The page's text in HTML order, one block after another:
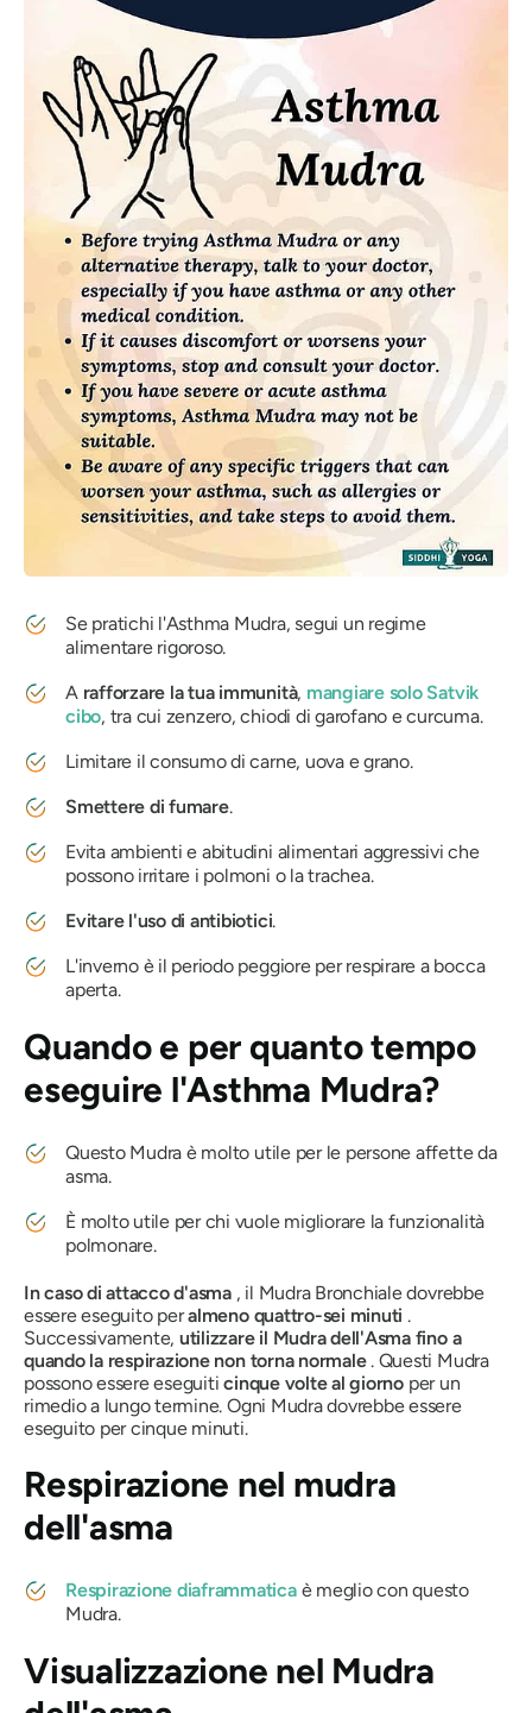
Se pratichi l'Asthma Mudra, segui un regime
alimentare rigoroso.
A rafforzare la tua immunità, mangiare solo Satvik
cibo, tra cui zenzero, chiodi di garofano e curcuma.
Limitare il consumo di carne, uova e grano.
Smettere di fumare.
Evita ambienti e abitudini alimentari aggressivi che
possono irritare i polmoni o la trachea.
Evitare l'uso di antibiotici.
L'inverno è il periodo peggiore per respirare a bocca
aperta.
Quando e per quanto tempo
eseguire l'Asthma Mudra?
Questo Mudra è molto utile per le persone affette da
asma.
È molto utile per chi vuole migliorare la funzionalità
polmonare.
In caso di attacco d'asma , il MudraBronchiale dovrebbe
essere eseguito peralmeno quattro-sei minuti .
Successivamente, utilizzare il Mudra dell'Asmafino a
quando la respirazione non torna normale. Questi Mudra
possono essere eseguiticinque volte al giornoper un
rimedio a lungo termine. Ogni Mudra dovrebbe essere
eseguito per cinque minuti.
Respirazione nel mudra
dell'asma
Respirazione diaframmaticaè meglio con questo
Mudra.
Visualizzazione nel Mudra